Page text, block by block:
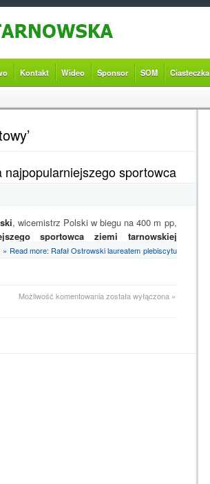
Kontakt Wideo Sponsor SOM Ciasteczka
najpopularniejszego sportowca
, wicemistrz Polski w biegu na 400 m pp,
sportowca ziemi tarnowskiej
» Read more: Rafał Ostrowski laureatem plebiscytu
Możliwość komentowaniaRafał
laureatem
została wyłączona»